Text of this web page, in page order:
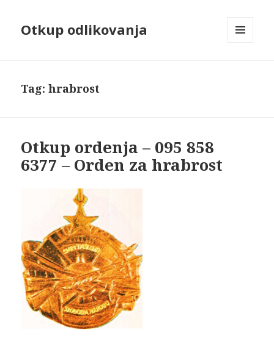
Otkup odlikovanja
Tag:hrabrost
Otkup ordenja – 095 858
6377 – Orden za hrabrost